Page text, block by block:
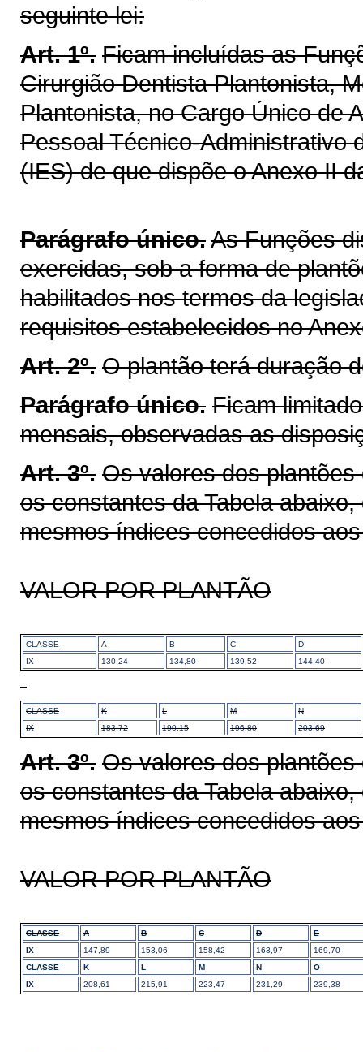
seguinte lei:
Art. 1º. Ficam incluídas as
Cirurgião Dentista Plantonista,
Plantonista, no Cargo Único de
Pessoal Técnico-Administrativo
(IES) de que dispõe o Anexo II
Parágrafo único.As Funções
exercidas, sob a forma de
habilitados nos termos da
requisitos estabelecidos no
Art. 2º. O plantão terá duração
Parágrafo único. Ficam
mensais, observadas as
Art. 3º. Os valores dos
os constantes da Tabela
mesmos índices concedidos
VALOR POR PLANTÃO
CLASSE A B C
D
IX
130,24 134,80 139,52 144,40
CLASSE K L M
N
IX
183,72 190,15 196,80 203,69
Art. 3º. Os valores dos
os constantes da Tabela
mesmos índices concedidos
VALOR POR PLANTÃO
CLASSE A B C D
E
IX
147,89 153,06 158,42 163,97
169,70
CLASSE
K L M N
O
IX
208,61 215,91 223,47 231,29 239,38